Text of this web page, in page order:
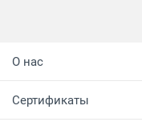
О нас
Сертификаты